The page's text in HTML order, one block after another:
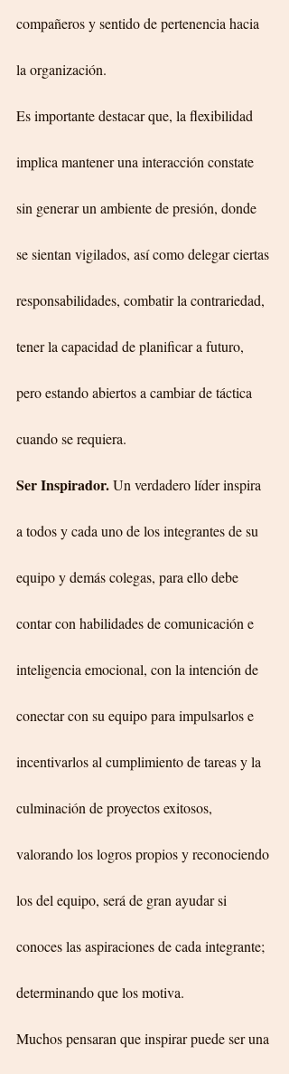
compañeros y sentido de pertenencia hacia
la organización.
Es importante destacar que, la flexibilidad
implica mantener una interacción constate
sin generar un ambiente de presión, donde
se sientan vigilados, así como delegar ciertas
responsabilidades, combatir la contrariedad,
tener la capacidad de planificar a futuro,
pero estando abiertos a cambiar de táctica
cuando se requiera.
Ser Inspirador. Un verdadero líder inspira
a todos y cada uno de los integrantes de su
equipo y demás colegas, para ello debe
contar con habilidades de comunicación e
inteligencia emocional, con la intención de
conectar con su equipo para impulsarlos e
incentivarlos al cumplimiento de tareas y la
culminación de proyectos exitosos,
valorando los logros propios y reconociendo
los del equipo, será de gran ayudar si
conoces las aspiraciones de cada integrante;
determinando que los motiva.
Muchos pensaran que inspirar puede ser una